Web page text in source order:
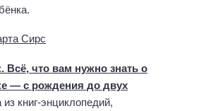
Всё, что вам нужно знать о
— с рождения до двух
книг-энциклопедий,